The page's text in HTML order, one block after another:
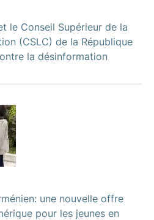
le Conseil Supérieur de la
(CSLC) de la République
la désinformation
une nouvelle offre
pour les jeunes en